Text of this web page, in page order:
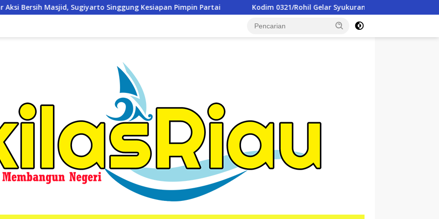
Singgung Kesiapan Pimpin Partai Kodim 0321/Rohil Gelar Syukuran Dan Doa Bersama Peringati HUT ke-1 Kodam